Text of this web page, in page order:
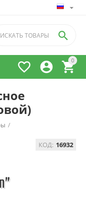
0




/
КОД: 16932